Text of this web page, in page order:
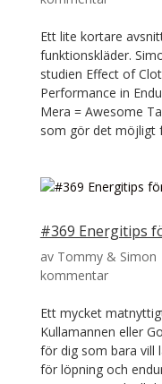
Ett lite kortare
funktionskläder.
studien Effect of
Performance in
Mera = Awesome
som gör det möjligt
#369 Energitips
av Tommy & Simon
kommentar
Ett mycket
Kullamannen eller
för dig som bara vill
för löpning och